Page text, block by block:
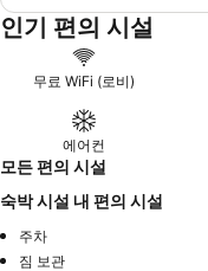
인기 편의 시설
무료 WiFi (로비)
에어컨
모든 편의 시설
숙박 시설 내 편의 시설
주차
짐 보관